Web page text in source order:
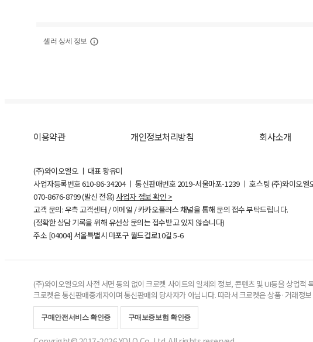
셀러 상세 정보
이용약관 개인정보처리방침 회사소개
(주)와이오엘오 ㅣ 대표 황유미
사업자등록번호610-86-34204ㅣ 통신판매번호 2019-서울마포-1239 ㅣ 호스팅 (주)와이오엘
070-8676-8799 (발신 전용) 사업자 정보 확인 >
고객 문의: 우측 고객센터 / 이메일 / 카카오플러스 채널을 통해 문의 접수 부탁드립니다.
(정확한 상담 기록을 위해 유선상 문의는 접수받고 있지 않습니다)
주소 [04004] 서울특별시 마포구 월드컵로10길5-6
(주)와이오엘오의 사전 서면 동의 없이 크로켓 사이트의 일체의 정보, 콘텐츠 및 UI등을 상업적
크로켓은 통신판매중개자이며 통신판매의 당사자가 아닙니다. 따라서 크로켓은 상품·거래정
구매안전서비스 확인증 구매보증보험 확인증